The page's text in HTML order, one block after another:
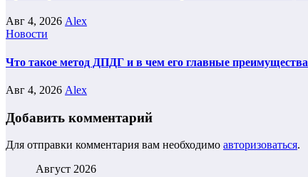
Авг 4, 2026 Alex
Новости
Что такое метод ДПДГ и в чем его главные преимущества
Авг 4, 2026 Alex
Добавить комментарий
Для отправки комментария вам необходимо авторизоваться.
Август 2026